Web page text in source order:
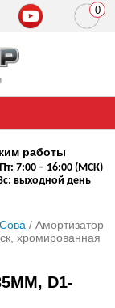
работы
7:00 – 16:00 (МСК)
выходной день
0
/ Амортизатор
хромированная
D1-